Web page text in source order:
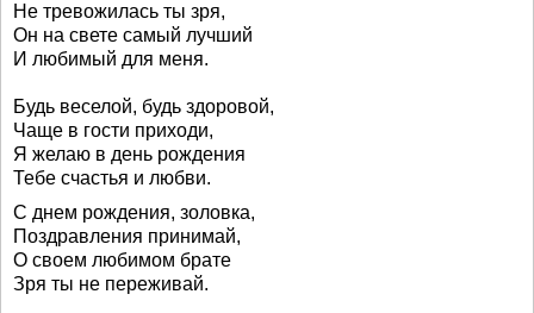
Не тревожилась ты зря,
Он на свете самый лучший
И любимый для меня.
Будь веселой, будь здоровой,
Чаще в гости приходи,
Я желаю в день рождения
Тебе счастья и любви.
С днем рождения, золовка,
Поздравления принимай,
О своем любимом брате
Зря ты не переживай.